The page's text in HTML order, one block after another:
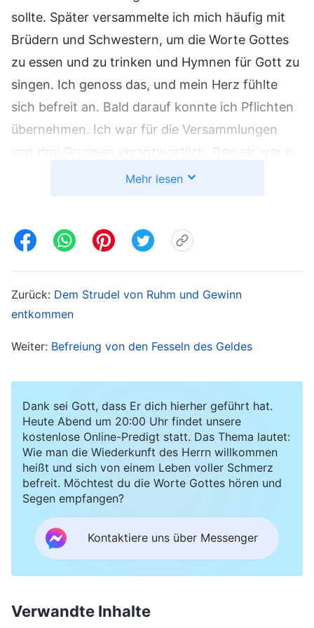
sollte. Später versammelte ich mich häufig mit
Brüdern und Schwestern, um die Worte Gottes
zu essen und zu trinken und Hymnen für Gott zu
singen. Ich genoss das, und mein Herz fühlte
sich befreit an. Bald darauf konnte ich Pflichten
übernehmen. Ich war für die Versammlungen
von drei Gruppen verantwortlich. Damals war in
der Brennerei Nebensaison, und ich arbeitete nur
daran, zu Versammlungen zu gehen oder meine
Als der Herbst 2006 kam, war in der Brennerei
Stunden am Tag arbeiten. Der Leiter der
Sie sich etwas einfallen lassen, um Ihre
Produktionsquote innerhalb der vorgegebenen
Zeit zu erfüllen. In dieser Zeit dürfen Sie sich
nicht freinehmen, nicht zu spät kommen und
nicht früher gehen! Wenn Sie nicht hart arbeiten,
können Sie gehen!“ Als ich das hörte, fühlte ich
mich in meinem Herzen eingeschränkt. Ich hatte
Angst, dass ich entlassen würde, wenn bei der
Versammlungen gehen und meine Pflicht tun
Mehr lesen
Zurück: Dem Strudel von Ruhm und Gewinn
entkommen
Weiter: Befreiung von den Fesseln des Geldes
Dank sei Gott, dass Er dich hierher geführt hat.
Heute Abend um 20:00 Uhr findet unsere
kostenlose Online-Predigt statt. Das Thema lautet:
Wie man die Wiederkunft des Herrn willkommen
heißt und sich von einem Leben voller Schmerz
befreit. Möchtest du die Worte Gottes hören und
Segen empfangen?
Kontaktiere uns über Messenger
Verwandte Inhalte